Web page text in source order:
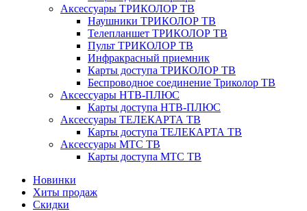
Аксессуары ТРИКОЛОР ТВ
Наушники ТРИКОЛОР ТВ
Телепланшет ТРИКОЛОР ТВ
Пульт ТРИКОЛОР ТВ
Инфракрасный приемник
Карты доступа ТРИКОЛОР ТВ
Беспроводное соединение Триколор ТВ
Аксессуары НТВ-ПЛЮС
Карты доступа НТВ-ПЛЮС
Аксессуары ТЕЛЕКАРТА ТВ
Карты доступа ТЕЛЕКАРТА ТВ
Аксессуары МТС ТВ
Карты доступа МТС ТВ
Новинки
Хиты продаж
Скидки